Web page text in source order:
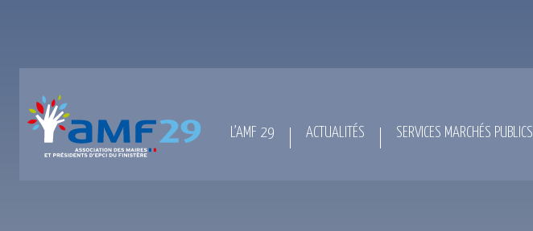
L’AMF 29 ACTUALITÉS SERVICES MARCHÉS PUBLICS